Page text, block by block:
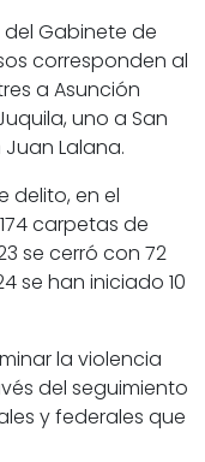
Gabinete de
corresponden al
a Asunción
uno a San
Lalana.
delito, en el
carpetas de
se cerró con 72
se han iniciado 10
la violencia
del seguimiento
y federales que